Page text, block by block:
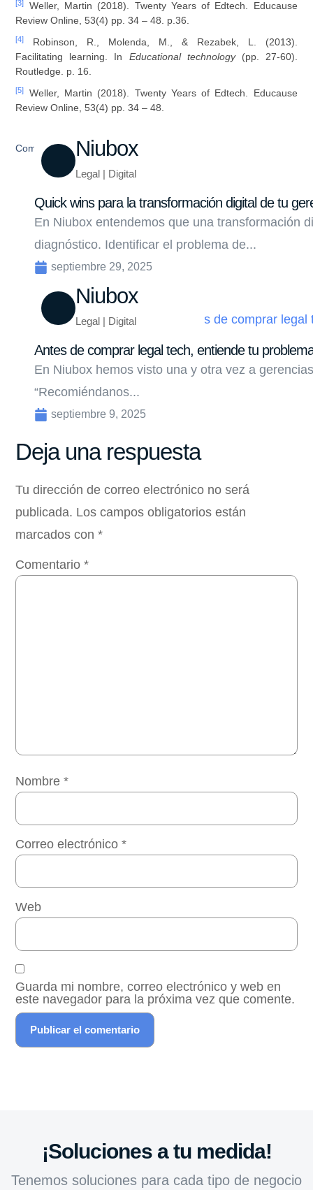
[3]
Weller, Martin (2018). Twenty Years of Edtech. Educause
Review Online, 53(4) pp. 34 – 48. p.36.
[4]
Robinson, R., Molenda, M., & Rezabek, L. (2013).
Facilitating learning. In Educational technology(pp. 27-60).
Routledge. p. 16.
[5]
Weller, Martin (2018). Twenty Years of Edtech. Educause
Review Online, 53(4) pp. 34 – 48.
Compartir Niubox
Legal | Digital
Quick wins para la transformación digital de tu
En Niubox entendemos que una transformación
diagnóstico. Identificar el problema de...
septiembre 29, 2025
Niubox
Legal | Digital
Antes de comprar legal tech, entiende tu
En Niubox hemos visto una y otra vez a
“Recomiéndanos...
septiembre 9, 2025
Deja una respuesta
Tu dirección de correo electrónico no será
publicada. Los campos obligatorios están
marcados con*
Comentario*
Nombre*
Correo electrónico*
Web
Guarda mi nombre, correo electrónico y web en
este navegador para la próxima vez que comente.
¡Soluciones a tu medida!
Tenemos soluciones para cada tipo de negocio